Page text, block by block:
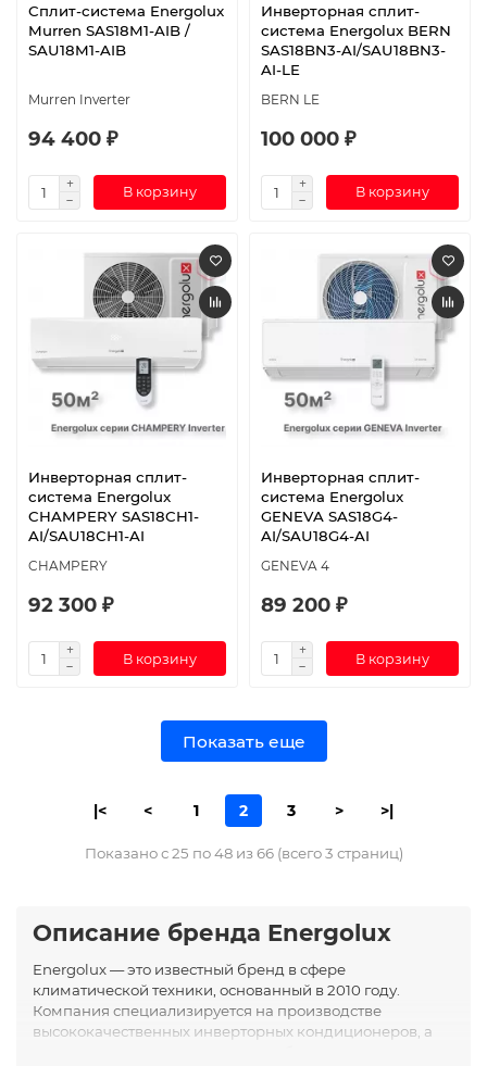
Сплит-система Energolux
Murren SAS18M1-AIB /
SAU18M1-AIB
Murren Inverter
94 400 ₽
В корзину
Инверторная сплит-
система Energolux BERN
SAS18BN3-AI/SAU18BN3-
AI-LE
BERN LE
100 000 ₽
В корзину
Инверторная сплит-
система Energolux
CHAMPERY SAS18CH1-
AI/SAU18CH1-AI
CHAMPERY
92 300 ₽
В корзину
Инверторная сплит-
система Energolux
GENEVA SAS18G4-
AI/SAU18G4-AI
GENEVA 4
89 200 ₽
В корзину
Показать еще
|< < 1 2 3 > >|
Показано с 25 по 48 из 66 (всего 3 страниц)
Описание бренда Energolux
Energolux — это известный бренд в сфере
климатической техники, основанный в 2010 году.
Компания специализируется на производстве
высококачественных инверторных кондиционеров, а